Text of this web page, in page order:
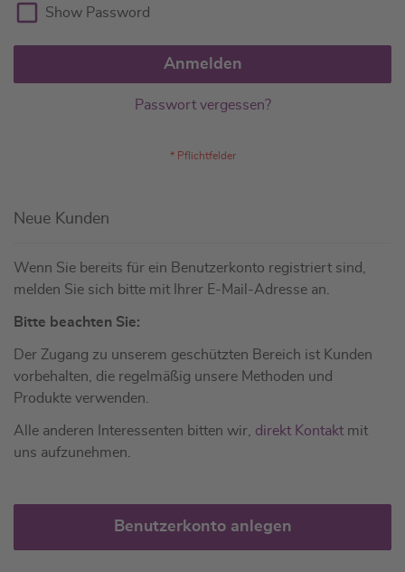
Show Password
Anmelden
Passwort vergessen?
Neue Kunden
Wenn Sie bereits für ein Benutzerkonto registriert sind,
melden Sie sich bitte mit Ihrer E-Mail-Adresse an.
Bitte beachten Sie:
Der Zugang zu unserem geschützten Bereich ist Kunden
vorbehalten, die regelmäßig unsere Methoden und
Produkte verwenden.
Alle anderen Interessenten bitten wir, direkt Kontakt mit
uns aufzunehmen.
Benutzerkonto anlegen